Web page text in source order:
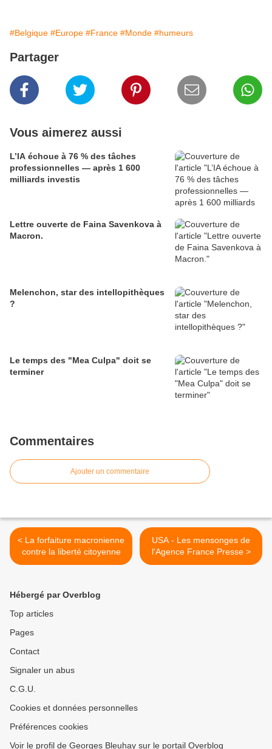
#Belgique #Europe #France #Monde #humeurs
Partager
Vous aimerez aussi
L’IA échoue à 76 % des tâches
professionnelles — après 1 600
milliards investis
Lettre ouverte de Faina Savenkova à
Macron.
Melenchon, star des intellopithèques
?
Le temps des "Mea Culpa" doit se
terminer
Commentaires
Ajouter un commentaire
< La forfaiture macronienne
contre la liberté citoyenne
USA - Les mensonges de
l'Agence France Presse >
Hébergé par Overblog
Top articles
Pages
Contact
Signaler un abus
C.G.U.
Cookies et données personnelles
Préférences cookies
Voir le profil de Georges Bleuhay sur le portail Overblog